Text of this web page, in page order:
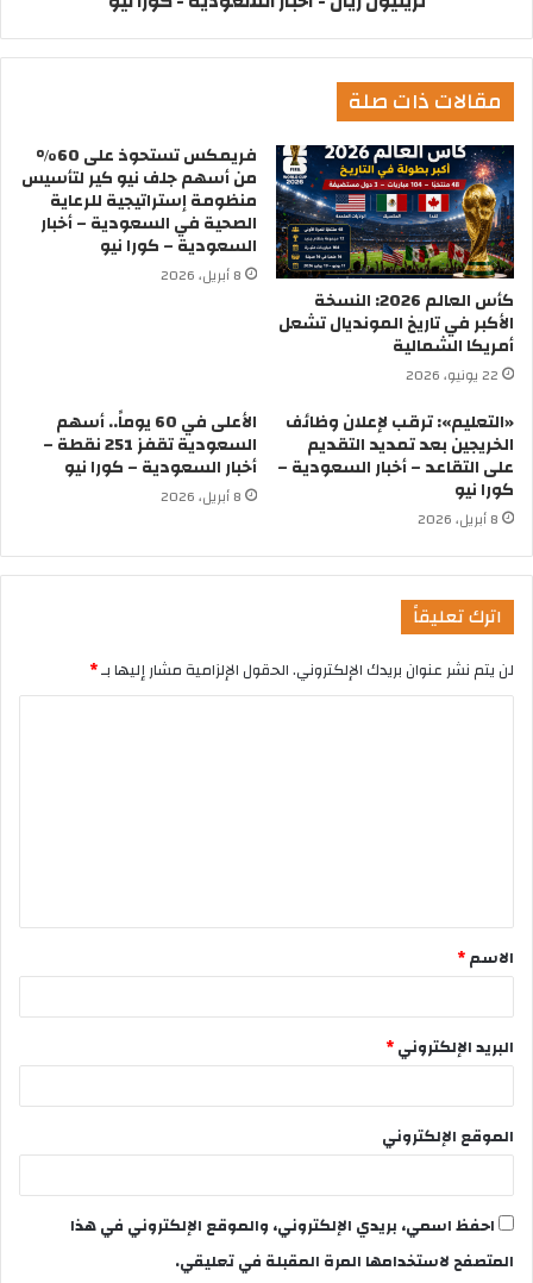
مقالات ذات صلة
كأس العالم 2026: النسخة
الأكبر في تاريخ المونديال تشعل
أمريكا الشمالية
22 يونيو، 2026
فريمكس تستحوذ على 60%
من أسهم جلف نيو كير لتأسيس
منظومة إستراتيجية للرعاية
الصحية في السعودية – أخبار
السعودية – كورا نيو
8 أبريل، 2026
«التعليم»: ترقب لإعلان وظائف
الخريجين بعد تمديد التقديم
على التقاعد – أخبار السعودية –
كورا نيو
8 أبريل، 2026
الأعلى في 60 يوماً.. أسهم
السعودية تقفز 251 نقطة –
أخبار السعودية – كورا نيو
8 أبريل، 2026
اترك تعليقاً
لن يتم نشر عنوان بريدك الإلكتروني.الحقول الإلزامية مشار إليها بـ*
الاسم*
البريد الإلكتروني*
الموقع الإلكتروني
احفظ اسمي، بريدي الإلكتروني، والموقع الإلكتروني في هذا
المتصفح لاستخدامها المرة المقبلة في تعليقي.